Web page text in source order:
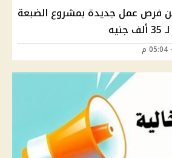
فرص عمل جديدة بمشروع الضبعة